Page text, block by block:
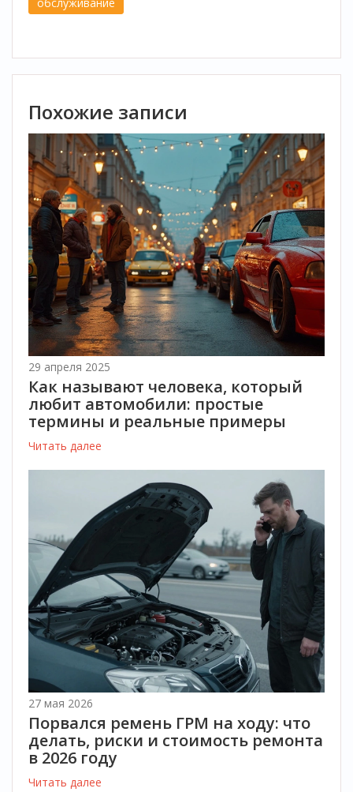
Похожие записи
29 апреля 2025
Как называют человека, который
любит автомобили: простые
термины и реальные примеры
Читать далее
27 мая 2026
Порвался ремень ГРМ на ходу: что
делать, риски и стоимость ремонта
в 2026 году
Читать далее